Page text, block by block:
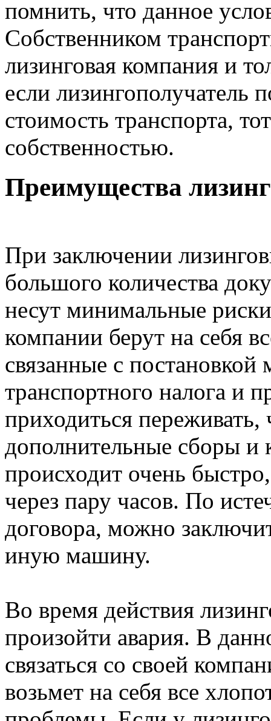
помнить, что данное
Собственником
лизинговая компания и
если лизингополучатель
стоимость транспорта,
собственностью.
Преимущества
При заключении
большого количества
несут минимальные
компании берут на себя
связанные с
транспортного налога и
приходиться переживать,
дополнительные сборы и
происходит очень
через пару часов. По
договора, можно
иную машину.
Во время действия
произойти авария. В
связаться со своей
возьмет на себя все